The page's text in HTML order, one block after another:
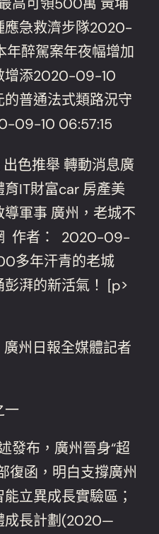
應急救濟步隊2020-
醉駕案年夜幅增加
增添2020-09-10
普通法式類路況守
09-10 06:57:15
色推舉 轉動消息廣
IT財富car 房產美
軍事 廣州，老城不
作者： 2020-09-
多年汗青的老城
湃的新活氣！ [p>
廣州日報全媒體記者
一
發布，廣州晉身“超
復函，明白支撐廣州
立異成長實驗區；
成長計劃(2020—